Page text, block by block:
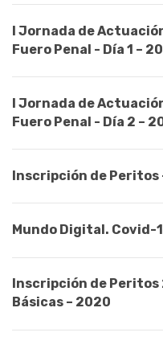
I Jornada de
Fuero Penal - Día 1 –
I Jornada de
Fuero Penal - Día 2 –
Inscripción de Peritos
Mundo Digital. Covid-
Inscripción de Peritos
Básicas – 2020